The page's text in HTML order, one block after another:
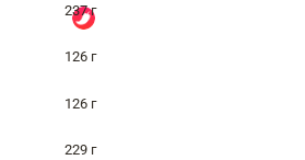
237 г
126 г
126 г
229 г